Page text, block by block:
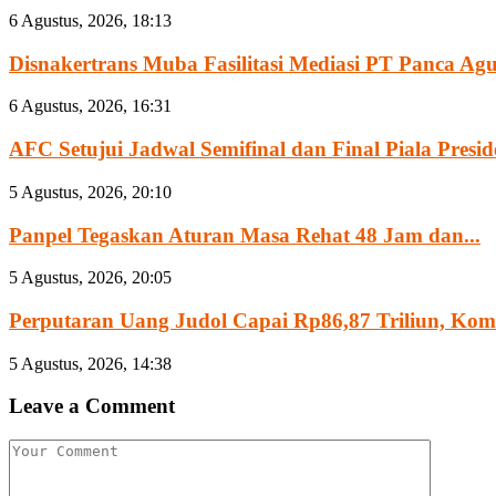
6 Agustus, 2026, 18:13
Disnakertrans Muba Fasilitasi Mediasi PT Panca
6 Agustus, 2026, 16:31
AFC Setujui Jadwal Semifinal dan Final Piala
5 Agustus, 2026, 20:10
Panpel Tegaskan Aturan Masa Rehat 48 Jam dan...
5 Agustus, 2026, 20:05
Perputaran Uang Judol Capai Rp86,87 Triliun,
5 Agustus, 2026, 14:38
Leave a Comment